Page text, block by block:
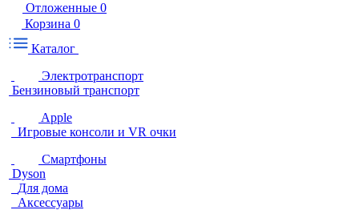
Отложенные 0
Корзина 0
Каталог
Электротранспорт
Бензиновый транспорт
Apple
Игровые консоли и VR очки
Смартфоны
Dyson
Для дома
Аксессуары